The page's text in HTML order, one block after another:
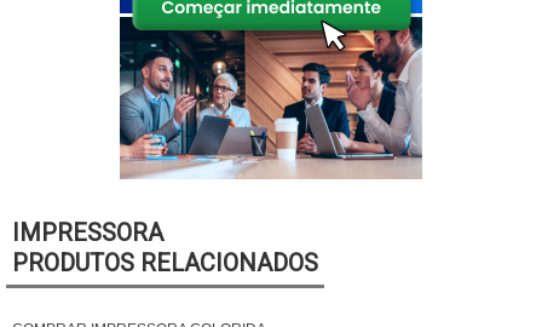
IMPRESSORA
PRODUTOS RELACIONADOS